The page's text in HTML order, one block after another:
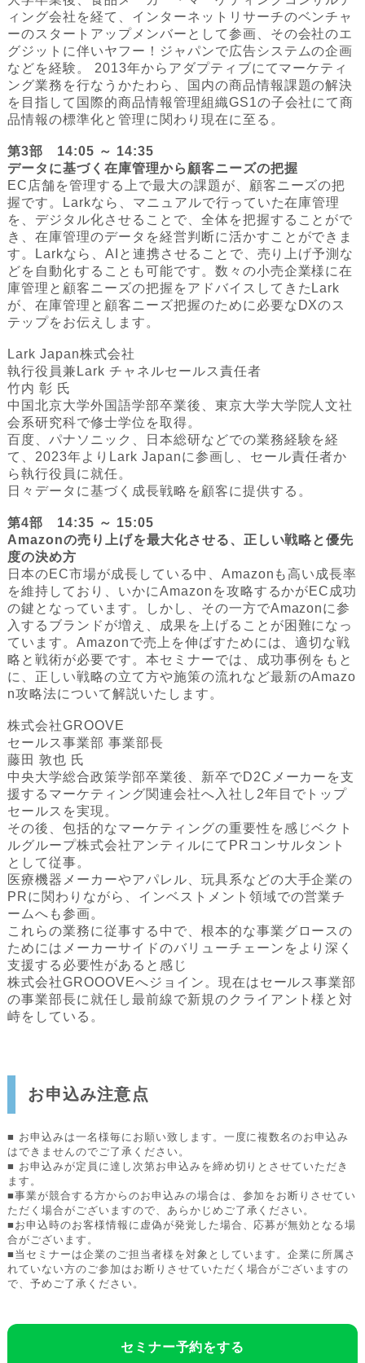
ィング会社を経て、インターネットリサーチのベンチャ
ーのスタートアップメンバーとして参画、その会社のエ
グジットに伴いヤフー！ジャパンで広告システムの企画
などを経験。 2013年からアダプティブにてマーケティ
ング業務を行なうかたわら、国内の商品情報課題の解決
を目指して国際的商品情報管理組織GS1の子会社にて商
品情報の標準化と管理に関わり現在に至る。
第3部 14:05 ～ 14:35
データに基づく在庫管理から顧客ニーズの把握
EC店舗を管理する上で最大の課題が、顧客ニーズの把
握です。Larkなら、マニュアルで行っていた在庫管理
を、デジタル化させることで、全体を把握することがで
き、在庫管理のデータを経営判断に活かすことができま
す。Larkなら、AIと連携させることで、売り上げ予測な
どを自動化することも可能です。数々の小売企業様に在
庫管理と顧客ニーズの把握をアドバイスしてきたLark
が、在庫管理と顧客ニーズ把握のために必要なDXのス
テップをお伝えします。
Lark Japan株式会社
執行役員兼Lark チャネルセールス責任者
竹内 彰 氏
中国北京大学外国語学部卒業後、東京大学大学院人文社
会系研究科で修士学位を取得。
百度、パナソニック、日本総研などでの業務経験を経
て、2023年よりLark Japanに参画し、セール責任者か
ら執行役員に就任。
日々データに基づく成長戦略を顧客に提供する。
第4部 14:35 ～ 15:05
Amazonの売り上げを最大化させる、正しい戦略と優先
度の決め方
日本のEC市場が成長している中、Amazonも高い成長率
を維持しており、いかにAmazonを攻略するかがEC成功
の鍵となっています。しかし、その一方でAmazonに参
入するブランドが増え、成果を上げることが困難になっ
ています。Amazonで売上を伸ばすためには、適切な戦
略と戦術が必要です。本セミナーでは、成功事例をもと
に、正しい戦略の立て方や施策の流れなど最新のAmazo
n攻略法について解説いたします。
株式会社GROOVE
セールス事業部 事業部長
藤田 敦也 氏
中央大学総合政策学部卒業後、新卒でD2Cメーカーを支
援するマーケティング関連会社へ入社し2年目でトップ
セールスを実現。
その後、包括的なマーケティングの重要性を感じベクト
ルグループ株式会社アンティルにてPRコンサルタント
として従事。
医療機器メーカーやアパレル、玩具系などの大手企業の
PRに関わりながら、インベストメント領域での営業チ
ームへも参画。
これらの業務に従事する中で、根本的な事業グロースの
ためにはメーカーサイドのバリューチェーンをより深く
支援する必要性があると感じ
株式会社GROOOVEへジョイン。現在はセールス事業部
の事業部長に就任し最前線で新規のクライアント様と対
峙をしている。
お申込み注意点
■ お申込みは一名様毎にお願い致します。一度に複数名のお申込み
はできませんのでご了承ください。
■ お申込みが定員に達し次第お申込みを締め切りとさせていただき
ます。
■事業が競合する方からのお申込みの場合は、参加をお断りさせてい
ただく場合がございますので、あらかじめご了承ください。
■お申込時のお客様情報に虚偽が発覚した場合、応募が無効となる場
合がございます。
■当セミナーは企業のご担当者様を対象としています。企業に所属さ
れていない方のご参加はお断りさせていただく場合がございますの
で、予めご了承ください。
セミナー予約をする